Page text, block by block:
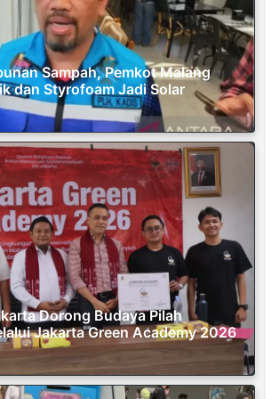
Sampah, Pemkot Malang
dan Styrofoam Jadi Solar
Dorong Budaya Pilah
Jakarta Green Academy 2026